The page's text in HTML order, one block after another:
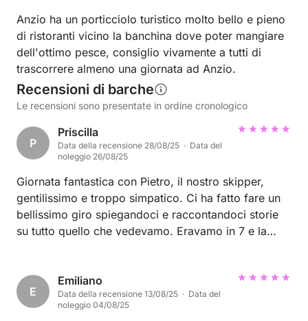
Anzio ha un porticciolo turistico molto bello e pieno
di ristoranti vicino la banchina dove poter mangiare
dell'ottimo pesce, consiglio vivamente a tutti di
trascorrere almeno una giornata ad Anzio.
Recensioni di barche
Le recensioni sono presentate in ordine cronologico
P
Priscilla
Data della recensione 28/08/25 · Data del
noleggio 26/08/25
Giornata fantastica con Pietro, il nostro skipper,
gentilissimo e troppo simpatico. Ci ha fatto fare un
bellissimo giro spiegandoci e raccontandoci storie
su tutto quello che vedevamo. Eravamo in 7 e la
E
Emiliano
Data della recensione 13/08/25 · Data del
noleggio 04/08/25